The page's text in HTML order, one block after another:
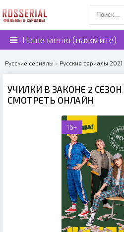
Наше меню (нажмите)
Русские сериалы » Русские сериалы 2021
УЧИЛКИ В ЗАКОНЕ 2 СЕЗОН
СМОТРЕТЬ ОНЛАЙН
16+